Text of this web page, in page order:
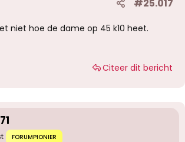
#25.017
niet hoe de dame op 45 k10 heet.
Citeer dit bericht
FORUMPIONIER